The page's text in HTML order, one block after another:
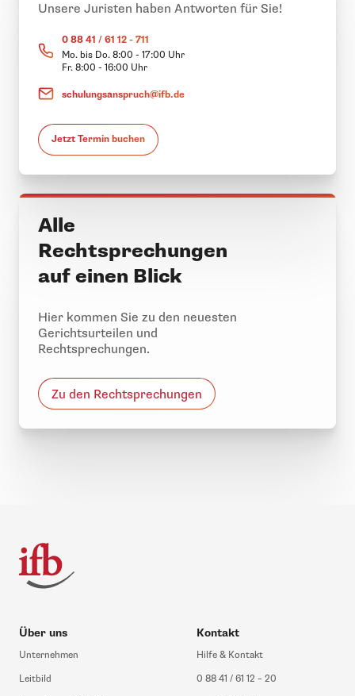
Unsere Juristen haben Antworten für Sie!
0 88 41 / 61 12 - 711
Mo. bis Do. 8:00 - 17:00 Uhr
Fr. 8:00 - 16:00 Uhr
schulungsanspruch@ifb.de
Jetzt Termin buchen
Alle
Rechtsprechungen
auf einen Blick
Hier kommen Sie zu den neuesten
Gerichtsurteilen und
Rechtsprechungen.
Zu den Rechtsprechungen
Über uns
Unternehmen
Leitbild
Kontakt
Hilfe & Kontakt
0 88 41 / 61 12 – 20